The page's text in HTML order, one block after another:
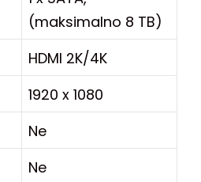
(maksimalno 8 TB)
HDMI 2K/4K
1920 x 1080
Ne
Ne